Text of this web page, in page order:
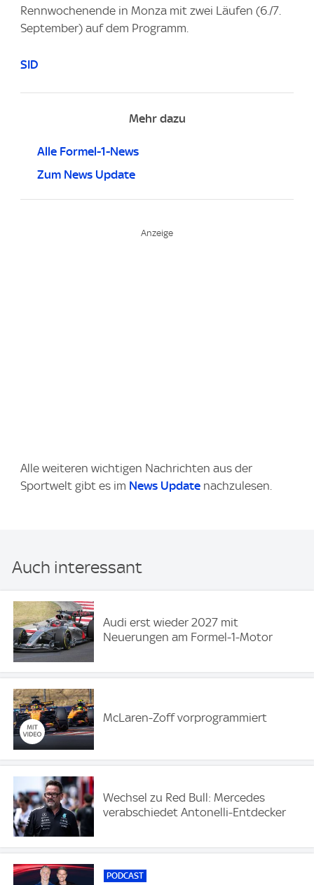
Rennwochenende in Monza mit zwei Läufen (6./7.
September) auf dem Programm.
SID
Mehr dazu
Alle Formel-1-News
Zum News Update
Alle weiteren wichtigen Nachrichten aus der
Sportwelt gibt es im News Update nachzulesen.
Auch interessant
Audi erst wieder 2027 mit
Neuerungen am Formel-1-Motor
McLaren-Zoff vorprogrammiert
Wechsel zu Red Bull: Mercedes
verabschiedet Antonelli-Entdecker
PODCAST